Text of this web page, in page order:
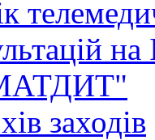
заходів